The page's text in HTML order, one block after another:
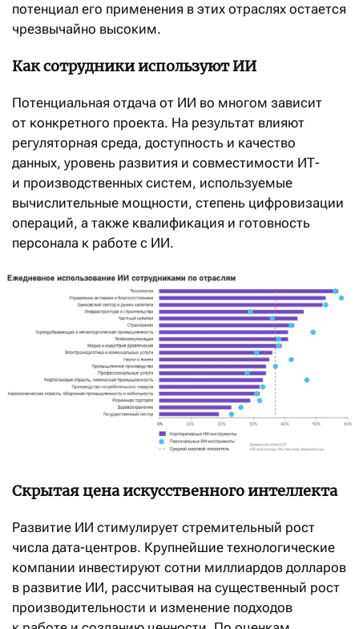
потенциал его применения в этих отраслях остается
чрезвычайно высоким.
Как сотрудники используют ИИ
Потенциальная отдача от ИИ во многом зависит
от конкретного проекта. На результат влияют
регуляторная среда, доступность и качество
данных, уровень развития и совместимости ИТ-
и производственных систем, используемые
вычислительные мощности, степень цифровизации
операций, а также квалификация и готовность
персонала к работе с ИИ.
Скрытая цена искусственного интеллекта
Развитие ИИ стимулирует стремительный рост
числа дата-центров. Крупнейшие технологические
компании инвестируют сотни миллиардов долларов
в развитие ИИ, рассчитывая на существенный рост
производительности и изменение подходов